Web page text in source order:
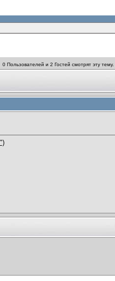
0 Пользователей и 2 Гостей смотрят эту тему.